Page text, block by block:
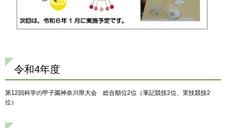
令和4年度
第12回科学の甲子園神奈川県大会 総合順位2位（筆記競技2位、実技競技2
位）